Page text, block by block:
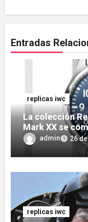
Entradas
replicas iwc
La colección
Mark XX se
variantes
admin 26
replicas iwc